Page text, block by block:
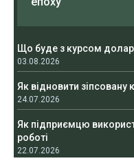
Що буде з курсом
03.08.2026
Як відновити зіпсовану
24.07.2026
Як підприємцю
роботі
22.07.2026